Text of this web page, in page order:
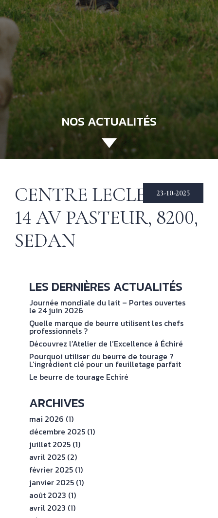
ACCUEIL
ÉCHIRÉ
NOS PRODUITS
D’EXCELLENCE
LE BEURRE
CHARENTES-
RECETTES
& INSPIRATIONS
NOS
ENGAGEMENTS
ESPACE
PROFESSIONNEL
NOS ACTUALITÉS
23-10-2025
CENTRE LECLERC —
14 AV PASTEUR, 8200,
SEDAN
LES DERNIÈRES ACTUALITÉS
Journée mondiale du lait – Portes ouvertes
le 24 juin 2026
Quelle marque de beurre utilisent les chefs
professionnels ?
Découvrez l’Atelier de l’Excellence à Échiré
Pourquoi utiliser du beurre de tourage ?
L’ingrédient clé pour un feuilletage parfait
Le beurre de tourage Echiré
ARCHIVES
mai 2026 (1)
décembre 2025 (1)
juillet 2025 (1)
avril 2025 (2)
février 2025 (1)
janvier 2025 (1)
août 2023 (1)
avril 2023 (1)